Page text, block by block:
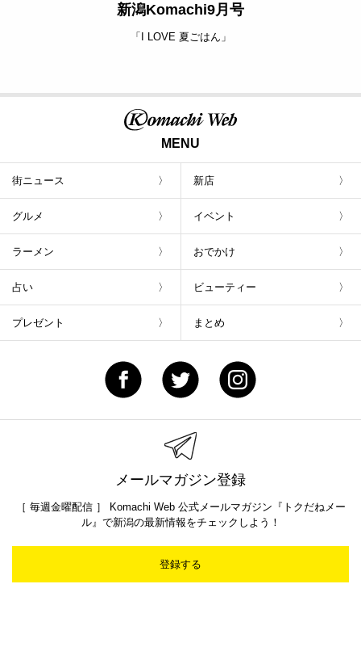
新潟Komachi9月号
「I LOVE 夏ごはん」
MENU
街ニュース 新店
グルメ イベント
ラーメン おでかけ
占い ビューティー
プレゼント まとめ
メールマガジン登録
［ 毎週金曜配信 ］ Komachi Web 公式メールマガジン『トクだねメー
ル』で新潟の最新情報をチェックしよう！
登録する